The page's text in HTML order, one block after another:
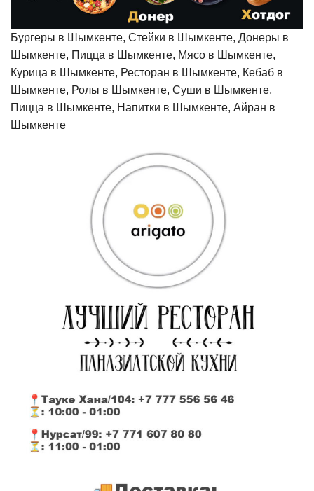
Бургеры в Шымкенте, Стейки в Шымкенте, Донеры в
Шымкенте, Пицца в Шымкенте, Мясо в Шымкенте,
Курица в Шымкенте, Ресторан в Шымкенте, Кебаб в
Шымкенте, Ролы в Шымкенте, Суши в Шымкенте,
Пицца в Шымкенте, Напитки в Шымкенте, Айран в
Шымкенте